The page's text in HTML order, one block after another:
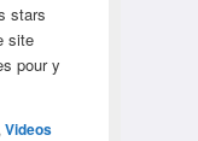
stars
site
pour y
Videos